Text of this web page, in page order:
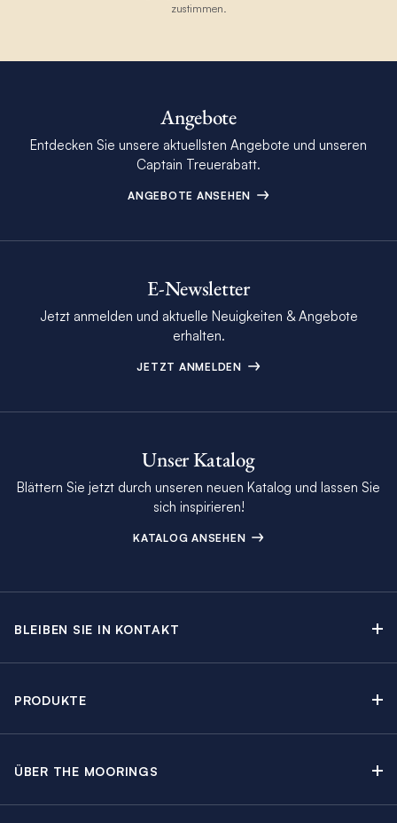
zustimmen.
Angebote
Entdecken Sie unsere aktuellsten Angebote und unseren
Captain Treuerabatt.
ANGEBOTE ANSEHEN
E-Newsletter
Jetzt anmelden und aktuelle Neuigkeiten & Angebote
erhalten.
JETZT ANMELDEN
Unser Katalog
Blättern Sie jetzt durch unseren neuen Katalog und lassen Sie
sich inspirieren!
KATALOG ANSEHEN
BLEIBEN SIE IN KONTAKT
The Moorings Revierführer
PRODUKTE
ÜBER THE MOORINGS